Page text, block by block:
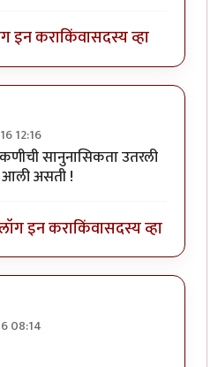
इन कराकिंवासदस्य व्हा
12:16
byराही
सानुनासिकता उतरली
असती !
इन कराकिंवासदस्य व्हा
08:14